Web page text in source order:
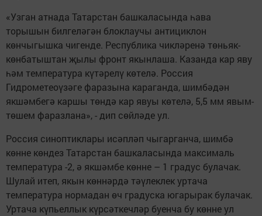
«Узган атнада Татарстан башкаласында һава
торышын билгеләгән блоклаучы антициклон
көнчыгышка чигенде. Республика чикләренә төньяк-
көнбатыштан җылы фронт якынлаша. Казанда кар яву
һәм температура күтәрелү көтелә. Россия
Гидрометеоүзәге фаразына караганда, шимбәдән
якшәмбегә каршы төндә кар явуы көтелә, 5,5 мм явым-
төшем фаразлана», - дип сөйләде ул.
Россия синоптиклары исәпләп чыгарганча, шимбә
көнне көндез Татарстан башкаласында максималь
температура -2, ә якшәмбе көнне – 1 градус булачак.
Шулай итеп, якын көннәрдә тәүлеклек уртача
температура нормадан өч градуска югарырак булачак.
Уртача күпьеллык күрсәткечләр буенча бу көнне ул